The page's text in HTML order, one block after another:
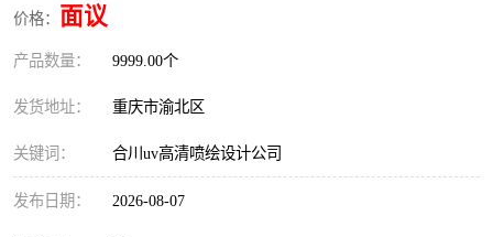
价格： 面议
产品数量： 9999.00个
发货地址： 重庆市渝北区
关键词： 合川uv高清喷绘设计公司
发布日期： 2026-08-07